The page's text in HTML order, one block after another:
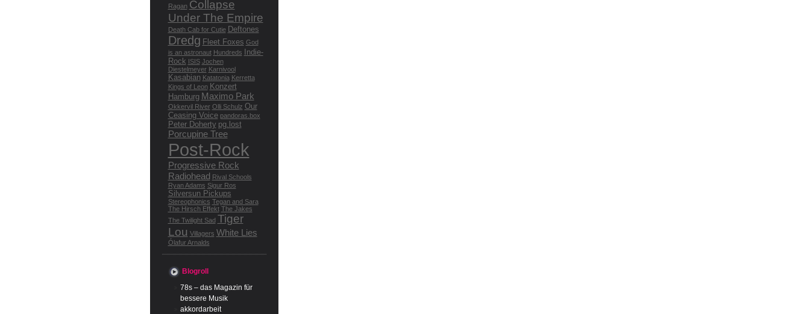
Ragan Collapse
Under The Empire
Death Cab for Cutie Deftones
Dredg Fleet Foxes God
is an astronaut Hundreds
Indie-
Rock ISIS Jochen
Diestelmeyer Karnivool
Kasabian Katatonia Kerretta
Kings of Leon Konzert
Hamburg Maximo Park
Okkervil River Olli Schulz Our
Ceasing Voice pandoras.box
Peter Doherty pg.lost
Porcupine Tree
Post-Rock
Progressive Rock
Radiohead Rival Schools
Ryan Adams Sigur Ros
Silversun Pickups
Stereophonics Tegan and Sara
The Hirsch Effekt The Jakes
The Twilight Sad Tiger
Lou Villagers White Lies
Ólafur Arnalds
Blogroll
78s – das Magazin für
bessere Musik
akkordarbeit